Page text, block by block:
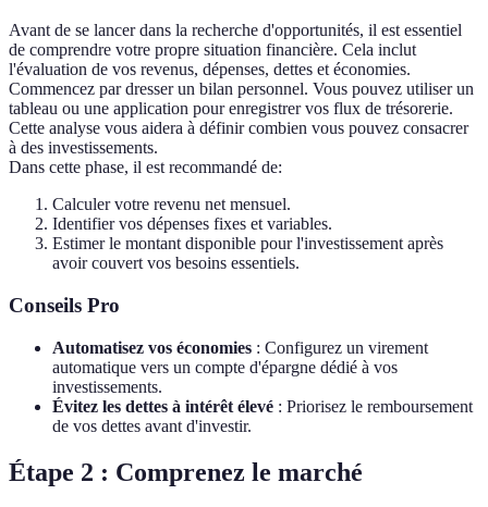
Avant de se lancer dans la recherche d'opportunités, il est essentiel
de comprendre votre propre situation financière. Cela inclut
l'évaluation de vos revenus, dépenses, dettes et économies.
Commencez par dresser un bilan personnel. Vous pouvez utiliser un
tableau ou une application pour enregistrer vos flux de trésorerie.
Cette analyse vous aidera à définir combien vous pouvez consacrer
à des investissements.
Dans cette phase, il est recommandé de:
Calculer votre revenu net mensuel.
Identifier vos dépenses fixes et variables.
Estimer le montant disponible pour l'investissement après
avoir couvert vos besoins essentiels.
Conseils Pro
Automatisez vos économies : Configurez un virement
automatique vers un compte d'épargne dédié à vos
investissements.
Évitez les dettes à intérêt élevé : Priorisez le remboursement
de vos dettes avant d'investir.
Étape 2 : Comprenez le marché